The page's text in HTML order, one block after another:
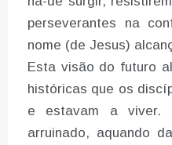
perseverantes na
nome (de Jesus)
Esta visão do futuro
históricas que os
e estavam a viver.
arruinado, aquando